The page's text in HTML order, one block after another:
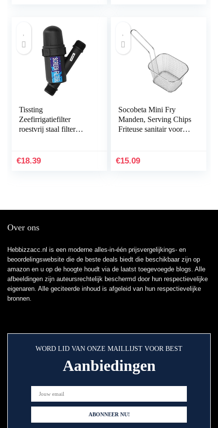
Tissting
Zeefirrigatiefilter
roestvrij staal filter
hogedruk reiniger…
€18.39
Socobeta Mini Fry
Manden, Serving Chips
Friteuse sanitair voor
€15.09
Over ons
Hebbizzacc.nl is een moderne alles-in-één prijsvergelijkings- en
beoordelingswebsite die de beste deals biedt die beschikbaar zijn op
amazon en u op de hoogte houdt via de laatst toegevoegde blogs. Alle
afbeeldingen zijn auteursrechtelijk beschermd door hun respectievelijke
eigenaren. Alle geciteerde inhoud is afgeleid van hun respectievelijke
bronnen.
WORD LID VAN ONZE MAILLIJST VOOR BEST
Aanbiedingen